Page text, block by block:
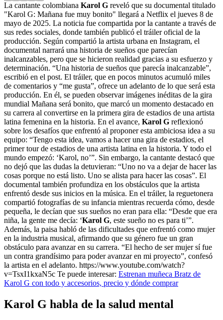
La cantante colombiana Karol G reveló que su documental titulado
"Karol G: Mañana fue muy bonito" llegará a Netflix el jueves 8 de
mayo de 2025. La noticia fue compartida por la cantante a través de
sus redes sociales, donde también publicó el tráiler oficial de la
producción. Según compartió la artista urbana en Instagram, el
documental narrará una historia de sueños que parecían
inalcanzables, pero que se hicieron realidad gracias a su esfuerzo y
determinación. “Una historia de sueños que parecía inalcanzable”,
escribió en el post. El tráiler, que en pocos minutos acumuló miles
de comentarios y “me gusta”, ofrece un adelanto de lo que será esta
producción. En él, se pueden observar imágenes inéditas de la gira
mundial Mañana será bonito, que marcó un momento destacado en
su carrera al convertirse en la primera gira de estadios de una artista
latina femenina en la historia. En el avance, Karol G reflexionó
sobre los desafíos que enfrentó al proponer esta ambiciosa idea a su
equipo: “Tengo esta idea, vamos a hacer una gira de estadios, el
primer tour de estadios de una artista latina en la historia. Y todo el
mundo empezó: ‘Karol, no’”. Sin embargo, la cantante destacó que
no dejó que las dudas la detuvieran: “Uno no va a dejar de hacer las
cosas porque no está listo. Uno se alista para hacer las cosas”. El
documental también profundiza en los obstáculos que la artista
enfrentó desde sus inicios en la música. En el tráiler, la reguetonera
compartió fotografías de su infancia mientras recuerda cómo, desde
pequeña, le decían que sus sueños no eran para ella: “Desde que era
niña, la gente me decía: ‘Karol G, este sueño no es para ti’”.
Además, la paisa habló de las dificultades que enfrentó como mujer
en la industria musical, afirmando que su género fue un gran
obstáculo para avanzar en su carrera. “El hecho de ser mujer sí fue
un contra grandísimo para poder avanzar en mi proyecto”, confesó
la artista en el adelanto. https://www.youtube.com/watch?
v=TsxI1kxaN5c Te puede interesar: Estrenan muñeca Bratz de
Karol G con todo y accesorios, precio y dónde comprar
Karol G habla de la salud mental